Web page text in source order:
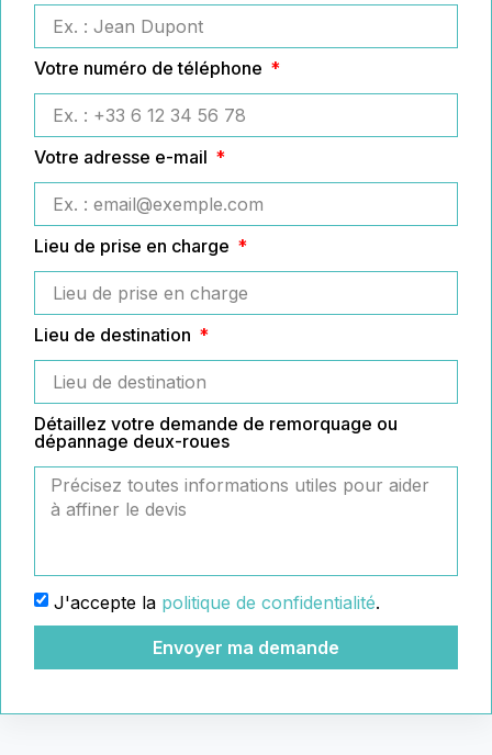
Votre numéro de téléphone
Votre adresse e-mail
Lieu de prise en charge
Lieu de destination
Détaillez votre demande de remorquage ou
dépannage deux-roues
J'accepte la politique de confidentialité.
Envoyer ma demande